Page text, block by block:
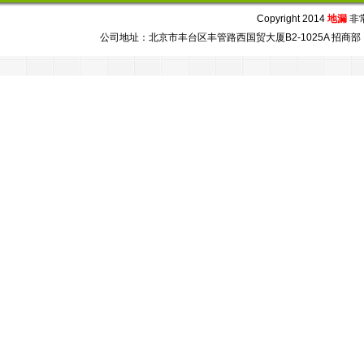
Copyright 2014 地漏非
公司地址：北京市丰台区丰管路西国贸大厦B2-1025A 招商